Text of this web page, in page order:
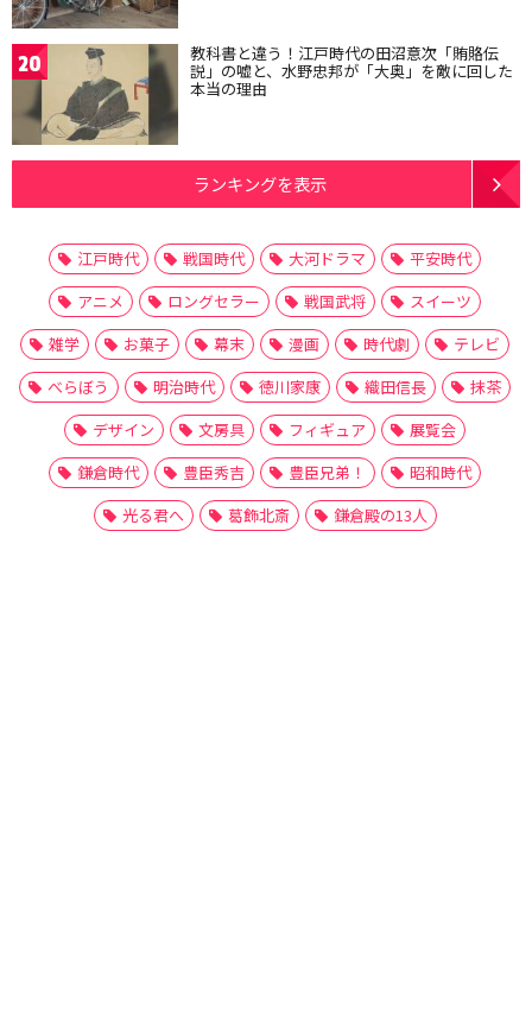
20 教科書と違う！江戸時代の田沼意次「賄賂伝
説」の嘘と、水野忠邦が「大奥」を敵に回した
本当の理由
ランキングを表示
江戸時代 戦国時代 大河ドラマ
平安時代
アニメ
ロングセラー 戦国武将
スイーツ
雑学
お菓子 幕末 漫画 時代劇
テレビ
べらぼう
明治時代 徳川家康 織田信長
抹茶
デザイン
文房具 フィギュア
展覧会
鎌倉時代
豊臣秀吉 豊臣兄弟！
昭和時代
光る君へ
葛飾北斎 鎌倉殿の13人